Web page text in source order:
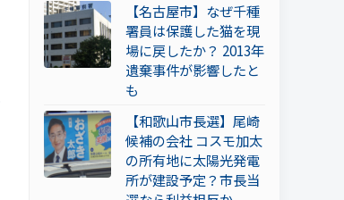
【名古屋市】なぜ千種
署員は保護した猫を現
場に戻したか？ 2013年
遺棄事件が影響したと
も
【和歌山市長選】尾崎
候補の会社 コスモ加太
の所有地に太陽光発電
所が建設予定？市長当